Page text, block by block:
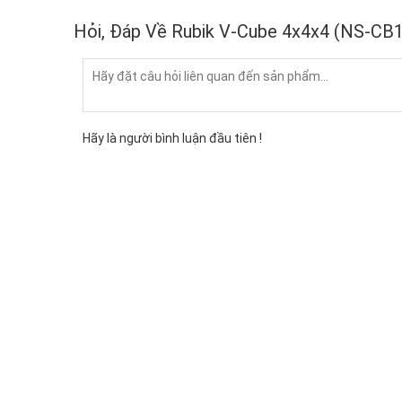
Hỏi, Đáp Về Rubik V-Cube 4x4x4 (NS-
Hãy là người bình luận đầu tiên !